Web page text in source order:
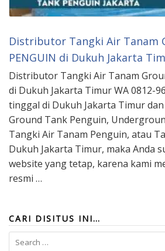
Distributor Tangki Air Tanam
PENGUIN di Dukuh Jakarta
Distributor Tangki Air Tanam
di Dukuh Jakarta Timur WA 0812-
tinggal di Dukuh Jakarta Timur
Ground Tank Penguin,
Tangki Air Tanam Penguin, atau
Dukuh Jakarta Timur, maka Anda
website yang tetap, karena kami
resmi …
CARI DISITUS INI…
Search